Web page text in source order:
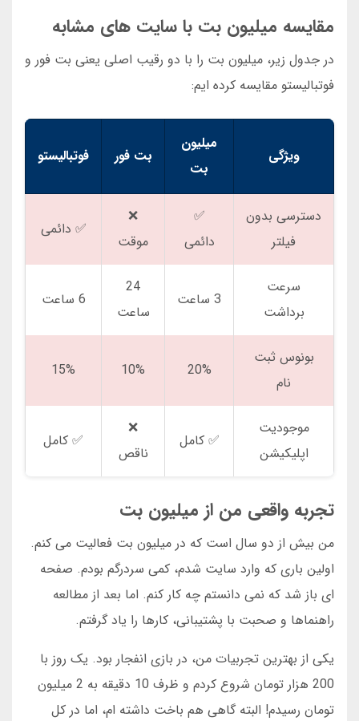
مقایسه میلیون بت با سایت های مشابه
در جدول زیر، میلیون بت را با دو رقیب اصلی یعنی بت فور و
فوتبالیستو مقایسه کرده ایم:
ویژگی
میلیون
بت
بت فور فوتبالیستو
دسترسی بدون
فیلتر
✅
دائمی
❌
موقت
✅ دائمی
سرعت
برداشت
3 ساعت
24
ساعت
6 ساعت
بونوس ثبت
نام
20%
10%
15%
موجودیت
اپلیکیشن
✅ کامل
❌
ناقص
✅ کامل
تجربه واقعی من از میلیون بت
من بیش از دو سال است که در میلیون بت فعالیت می کنم.
اولین باری که وارد سایت شدم، کمی سردرگم بودم. صفحه
ای باز شد که نمی دانستم چه کار کنم. اما بعد از مطالعه
راهنماها و صحبت با پشتیبانی، کارها را یاد گرفتم.
یکی از بهترین تجربیات من، در بازی انفجار بود. یک روز با
200 هزار تومان شروع کردم و ظرف 10 دقیقه به 2 میلیون
تومان رسیدم! البته گاهی هم باخت داشته ام، اما در کل